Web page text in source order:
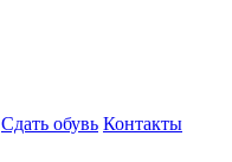
Сдать обувь Контакты